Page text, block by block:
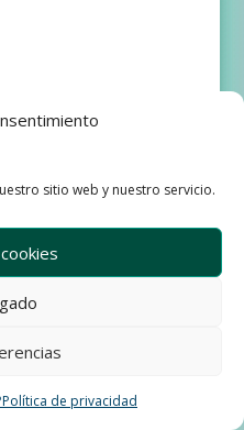
sitio web y nuestro servicio.
Política de privacidad
Legal
Política de Cookies
by Ixole